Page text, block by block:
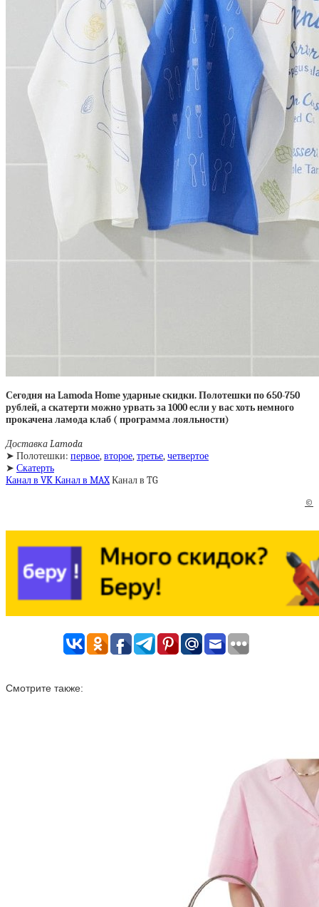
Сегодня на Lamoda Home ударные скидки. Полотешки по 650-750
рублей, а скатерти можно урвать за 1000 если у вас хоть немного
прокачена ламода клаб ( программа лояльности)
Доставка Lamoda
➤ Полотешки: первое,второе,третье,четвертое
➤ Скатерть
Канал в VKКанал в MAXКанал в TG
©
Смотрите также: